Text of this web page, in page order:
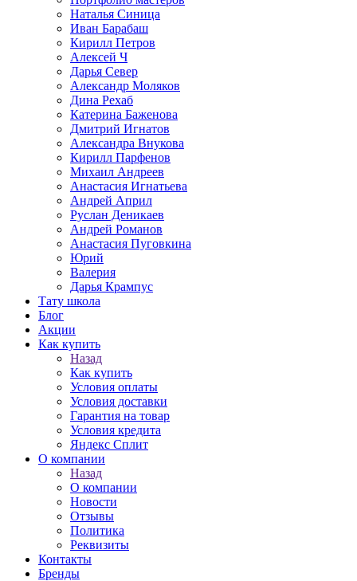
Наталья Синица
Иван Барабаш
Кирилл Петров
Алексей Ч
Дарья Север
Александр Моляков
Дина Рехаб
Катерина Баженова
Дмитрий Игнатов
Александра Внукова
Кирилл Парфенов
Михаил Андреев
Анастасия Игнатьева
Андрей Април
Руслан Деникаев
Андрей Романов
Анастасия Пуговкина
Юрий
Валерия
Дарья Крампус
Тату школа
Блог
Акции
Как купить
Назад
Как купить
Условия оплаты
Условия доставки
Гарантия на товар
Условия кредита
Яндекс Сплит
О компании
Назад
О компании
Новости
Отзывы
Политика
Реквизиты
Контакты
Бренды